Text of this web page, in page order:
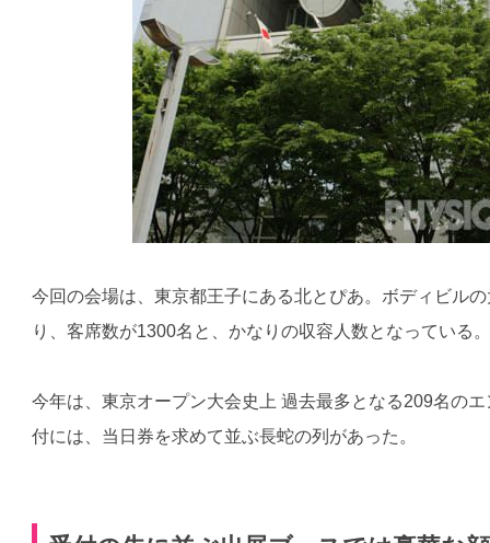
今回の会場は、東京都王子にある北とぴあ。ボディビル
り、客席数が1300名と、かなりの収容人数となっている
今年は、東京オープン大会史上 過去最多となる209名の
付には、当日券を求めて並ぶ長蛇の列があった。